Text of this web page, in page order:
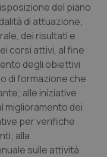
Ulcerosa
del piano
di attuazione;
dei risultati e
corsi attivi, al fine
degli obiettivi
di formazione che
alle iniziative
miglioramento dei
per verifiche
alla
sulle attività